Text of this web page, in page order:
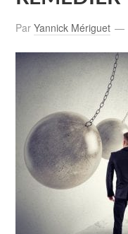
ParYannick Mériguet